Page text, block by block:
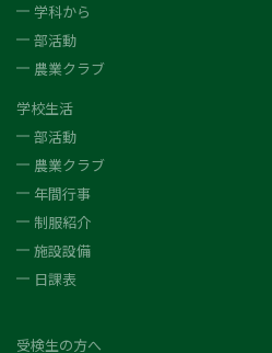
学科から
部活動
農業クラブ
学校生活
部活動
農業クラブ
年間行事
制服紹介
施設設備
日課表
受検生の方へ